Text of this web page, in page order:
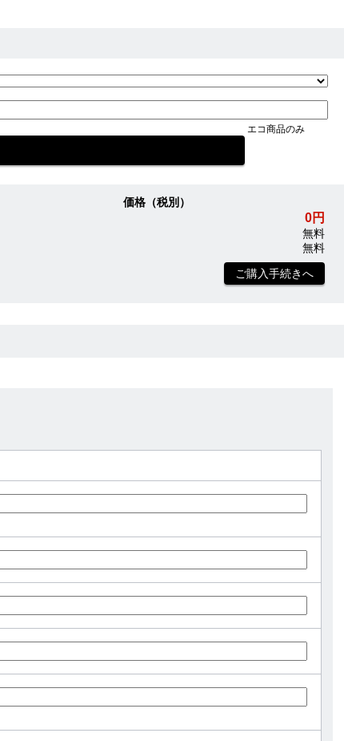
エコ商品のみ
価格（税別）
0円
無料
無料
ご購入手続きへ